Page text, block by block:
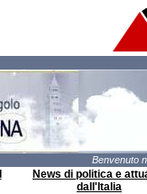
Benvenuto
News di politica e
dall'Italia